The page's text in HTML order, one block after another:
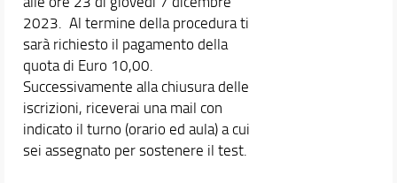
2023. Al termine della procedura ti
sarà richiesto il pagamento della
quota di Euro 10,00.
Successivamente alla chiusura delle
iscrizioni, riceverai una mail con
indicato il turno (orario ed aula) a cui
sei assegnato per sostenere il test.